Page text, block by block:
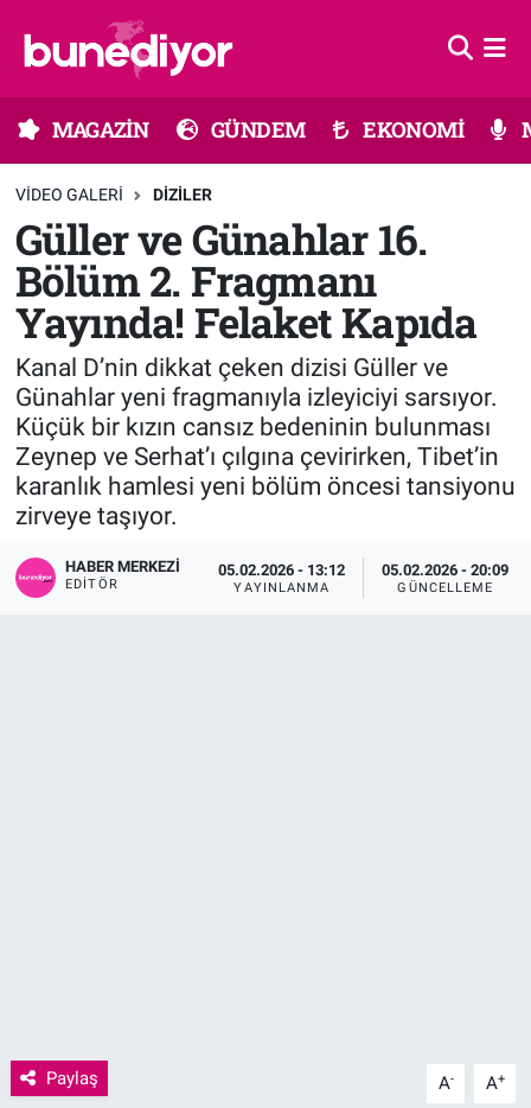
MAGAZİN GÜNDEM EKONOMİ
VIDEO GALERI DIZILER
Güller ve Günahlar 16.
Bölüm 2. Fragmanı
Yayında! Felaket Kapıda
Kanal D’nin dikkat çeken dizisi Güller ve
Günahlar yeni fragmanıyla izleyiciyi sarsıyor.
Küçük bir kızın cansız bedeninin bulunması
Zeynep ve Serhat’ı çılgına çevirirken, Tibet’in
karanlık hamlesi yeni bölüm öncesi tansiyonu
zirveye taşıyor.
HABER MERKEZI
EDITÖR
05.02.2026 - 13:12
YAYINLANMA
05.02.2026 - 20:09
GÜNCELLEME
Paylaş A- A+
Gündem
Moda
Kültür Sanat
Magazin
Müzik
Sağlık
MÜZİK
MODA
SAĞLIK
TEKNOLOJİ
TV MEDYA
KÜLTÜR SANAT
Tüm Manşetler
Son Dakika Haberleri
Haber Arşivi